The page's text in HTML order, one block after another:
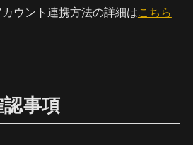
ウント連携方法の詳細はこちら
事項